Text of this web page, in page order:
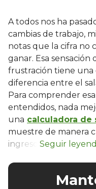
A todos nos ha
cambias de trabajo,
notas que la cifra no
ganar. Esa sensación
frustración tiene una
diferencia entre el
Para comprender
entendidos, nada
una calculadora de
muestre de manera
ingreso.